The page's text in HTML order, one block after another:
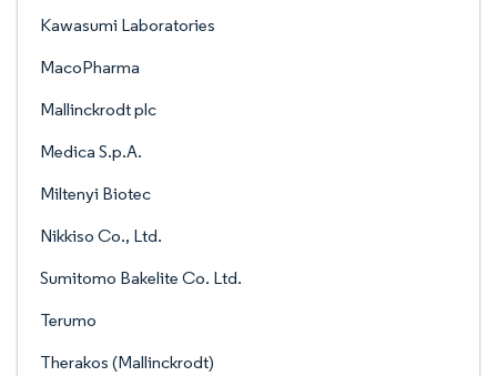
Kawasumi Laboratories
MacoPharma
Mallinckrodt plc
Medica S.p.A.
Miltenyi Biotec
Nikkiso Co., Ltd.
Sumitomo Bakelite Co. Ltd.
Terumo
Therakos (Mallinckrodt)